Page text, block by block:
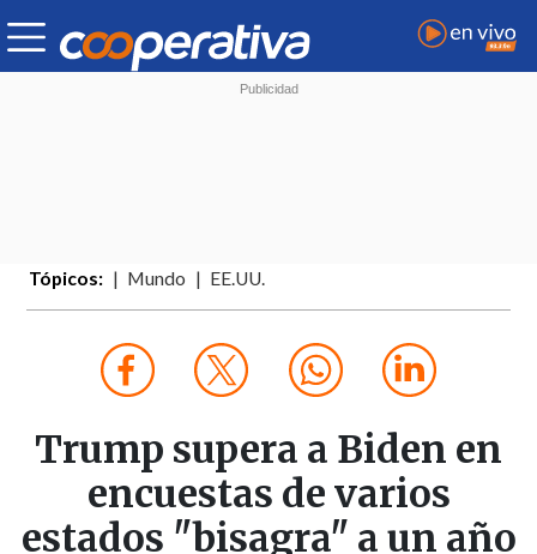
Tópicos: Mundo EE.UU.
Trump supera a Biden en
encuestas de varios
estados "bisagra" a un año